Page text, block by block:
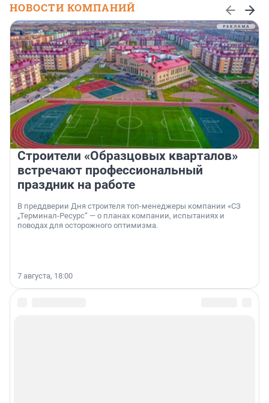
НОВОСТИ КОМПАНИЙ
Строители «Образцовых кварталов»
встречают профессиональный
праздник на работе
В преддверии Дня строителя топ-менеджеры компании «СЗ
„Терминал-Ресурс“ — о планах компании, испытаниях и
поводах для осторожного оптимизма.
7 августа, 18:00